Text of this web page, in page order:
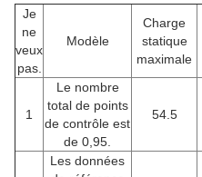
Je
ne
veux
pas.
Modèle
Charge
statique
maximale
1
Le nombre
total de points
de contrôle est
de 0,95.
54.5
Les données